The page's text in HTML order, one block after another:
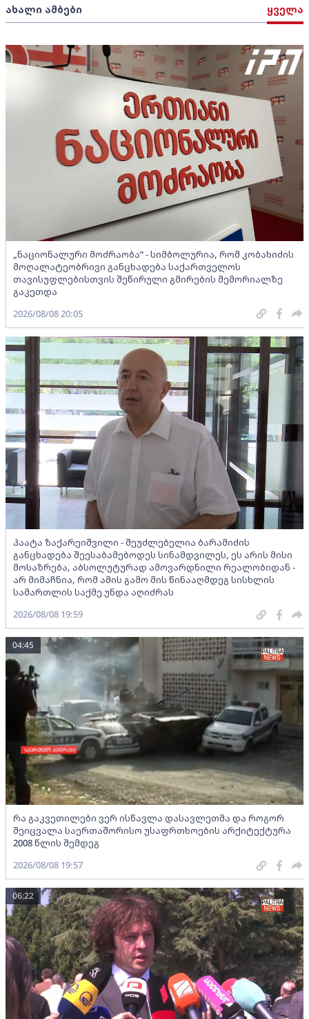
ახალი ამბები ყველა
„ნაციონალური მოძრაობა“ - სიმბოლურია, რომ კობახიძის
მოღალატეობრივი განცხადება საქართველოს
თავისუფლებისთვის შეწირული გმირების მემორიალზე
გაკეთდა
2026/08/08 20:05
პაატა ზაქარეიშვილი - შეუძლებელია ბარამიძის
განცხადება შეესაბამებოდეს სინამდვილეს, ეს არის მისი
მოსაზრება, აბსოლუტურად ამოვარდნილი რეალობიდან -
არ მიმაჩნია, რომ ამის გამო მის წინააღმდეგ სისხლის
სამართლის საქმე უნდა აღიძრას
2026/08/08 19:59
რა გაკვეთილები ვერ ისწავლა დასავლეთმა და როგორ
შეიცვალა საერთაშორისო უსაფრთხოების არქიტექტურა
2008 წლის შემდეგ
04:45
2026/08/08 19:57
06:22